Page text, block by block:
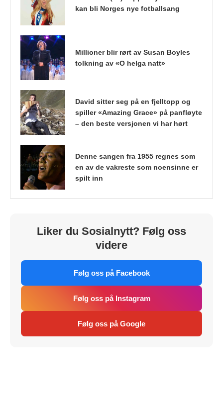
kan bli Norges nye fotballsang
Millioner blir rørt av Susan Boyles
tolkning av «O helga natt»
David sitter seg på en fjelltopp og
spiller «Amazing Grace» på panfløyte
– den beste versjonen vi har hørt
Denne sangen fra 1955 regnes som
en av de vakreste som noensinne er
spilt inn
Liker du Sosialnytt? Følg oss
videre
Følg oss på Facebook
Følg oss på Instagram
Følg oss på Google